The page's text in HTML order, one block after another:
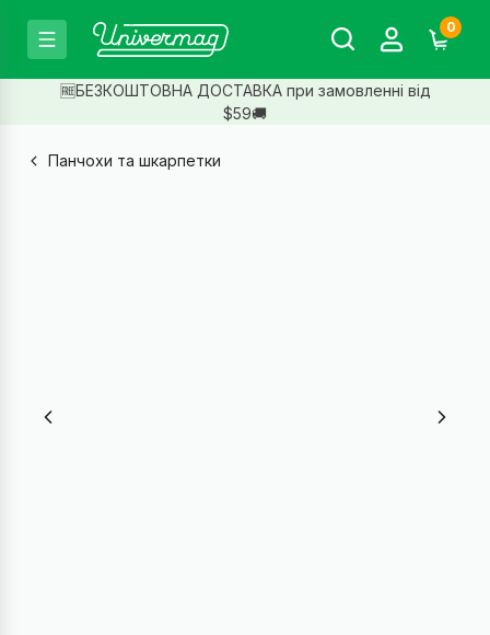
0
🆓БЕЗКОШТОВНА ДОСТАВКА при замовленні від
$59🚚
Панчохи та шкарпетки